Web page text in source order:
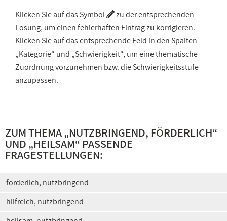
Klicken Sie auf das Symbol
zu der entsprechenden
Lösung, um einen fehlerhaften Eintrag zu korrigieren.
Klicken Sie auf das entsprechende Feld in den Spalten
„Kategorie“ und „Schwierigkeit“, um eine thematische
Zuordnung vorzunehmen bzw. die Schwierigkeitsstufe
anzupassen.
ZUM THEMA „NUTZBRINGEND, FÖRDERLICH“
UND „HEILSAM“ PASSENDE
FRAGESTELLUNGEN:
förderlich, nutzbringend
hilfreich, nutzbringend